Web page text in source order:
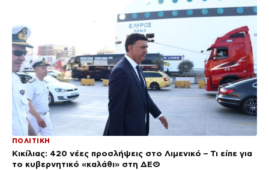
ΠΟΛΙΤΙΚΗ
Κικίλιας: 420 νέες προσλήψεις στο Λιμενικό – Τι είπε για
το κυβερνητικό «καλάθι» στη ΔΕΘ